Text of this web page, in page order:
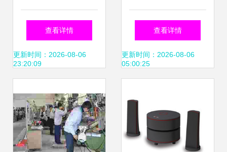
产品外观设计的全
新美学主张
查看详情
更新时间：2026-08-06
23:20:09
日本撤走空调压缩
机生产线，国产替
查看详情
更新时间：2026-08-06
05:00:25